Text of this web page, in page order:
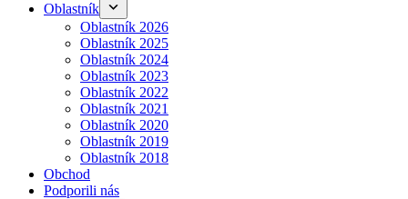
Oblastník
Oblastník 2026
Oblastník 2025
Oblastník 2024
Oblastník 2023
Oblastník 2022
Oblastník 2021
Oblastník 2020
Oblastník 2019
Oblastník 2018
Obchod
Podporili nás